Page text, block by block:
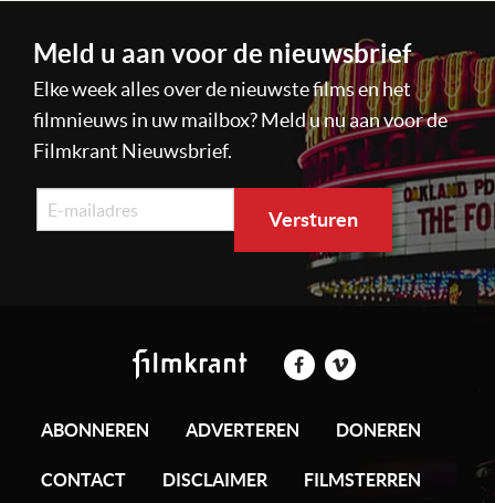
Meld u aan voor de nieuwsbrief
Elke week alles over de nieuwste films en het
filmnieuws in uw mailbox? Meld u nu aan voor de
Filmkrant Nieuwsbrief.
ABONNEREN ADVERTEREN DONEREN
CONTACT DISCLAIMER FILMSTERREN